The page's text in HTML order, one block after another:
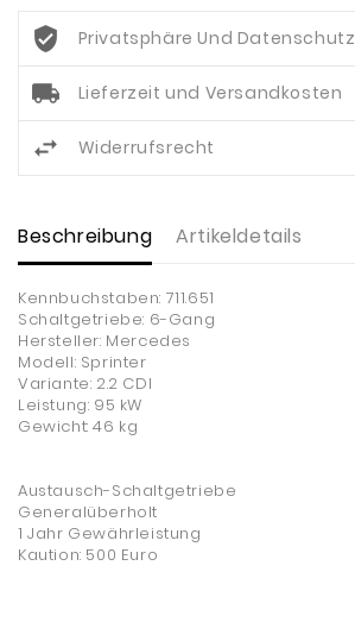
Privatsphäre Und Datenschutz
Lieferzeit und Versandkosten
Widerrufsrecht
Beschreibung Artikeldetails
Kennbuchstaben: 711.651
Schaltgetriebe: 6-Gang
Hersteller: Mercedes
Modell: Sprinter
Variante: 2.2 CDI
Leistung: 95 kW
Gewicht: 46 kg
Austausch-Schaltgetriebe
Generalüberholt
1 Jahr Gewährleistung
Kaution: 500 Euro